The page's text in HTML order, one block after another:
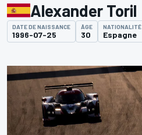
Alexander Toril
DATE DE NAISSANCE
1996-07-25
ÂGE
30
NATIONALITÉ
Espagne